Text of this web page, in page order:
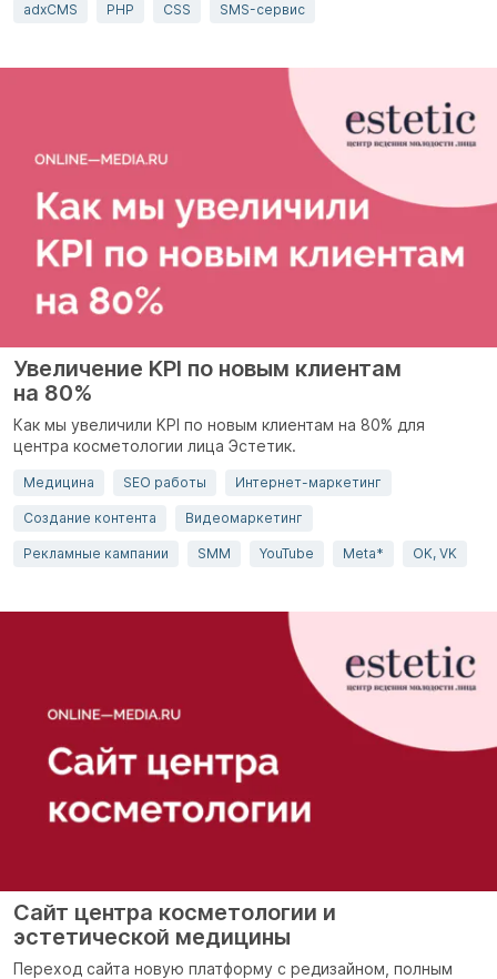
adxCMS PHP CSS SMS-сервис
Увеличение KPI по новым клиентам
на 80%
Как мы увеличили KPI по новым клиентам на 80% для
центра косметологии лица Эстетик.
Медицина SEO работы Интернет-маркетинг
Создание контента Видеомаркетинг
Рекламные кампании SMM YouTube Meta* OK, VK
Сайт центра косметологии и
эстетической медицины
Переход сайта новую платформу с редизайном, полным